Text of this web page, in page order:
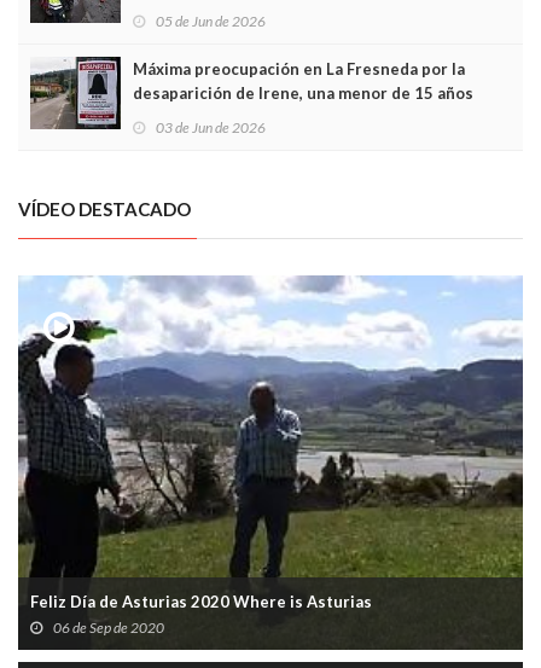
frontal
05 de Jun de 2026
Máxima preocupación en La Fresneda por la
desaparición de Irene, una menor de 15 años
03 de Jun de 2026
VÍDEO DESTACADO
Feliz Día de Asturias 2020 Where is Asturias
06 de Sep de 2020